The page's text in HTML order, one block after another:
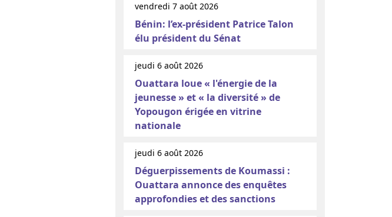
vendredi 7 août 2026
Bénin: l’ex-président Patrice Talon
élu président du Sénat
jeudi 6 août 2026
Ouattara loue « l'énergie de la
jeunesse » et « la diversité » de
Yopougon érigée en vitrine
nationale
jeudi 6 août 2026
Déguerpissements de Koumassi :
Ouattara annonce des enquêtes
approfondies et des sanctions